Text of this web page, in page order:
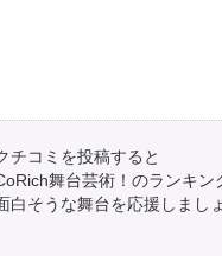
チコミを投稿すると
舞台芸術！のランキン
白そうな舞台を応援しまし